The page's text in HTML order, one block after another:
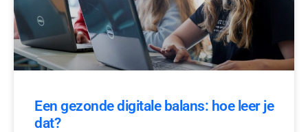
Een gezonde digitale balans: hoe leer je
dat?